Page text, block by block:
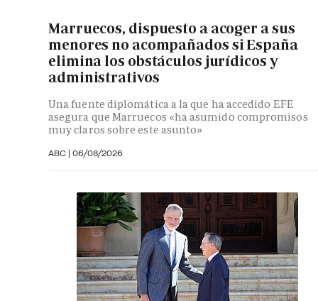
Marruecos, dispuesto a acoger a sus
menores no acompañados si España
elimina los obstáculos jurídicos y
administrativos
Una fuente diplomática a la que ha accedido EFE
asegura que Marruecos «ha asumido compromisos
muy claros sobre este asunto»
ABC | 06/08/2026